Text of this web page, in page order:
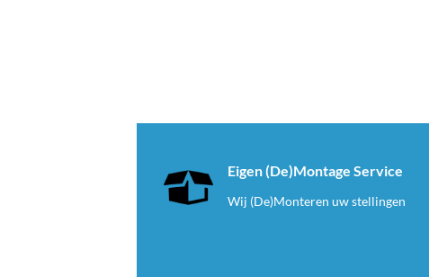
Eigen (De)Montage Service
Wij (De)Monteren uw stellingen